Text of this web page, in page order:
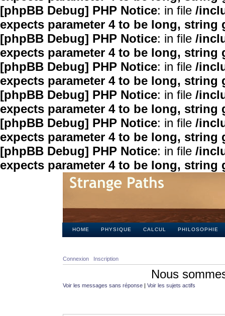
[phpBB Debug] PHP Notice: in file /
expects parameter 4 to be long, string
[phpBB Debug] PHP Notice: in file /
expects parameter 4 to be long, string
[phpBB Debug] PHP Notice: in file /
expects parameter 4 to be long, string
[phpBB Debug] PHP Notice: in file /
expects parameter 4 to be long, string
[phpBB Debug] PHP Notice: in file /
expects parameter 4 to be long, string
[phpBB Debug] PHP Notice: in file /
expects parameter 4 to be long, string
HOME PHYSIQUE CALCUL PHILOSOPHIE
Connexion Inscription
Nous
Voir les messages sans réponse | Voir les sujets actifs